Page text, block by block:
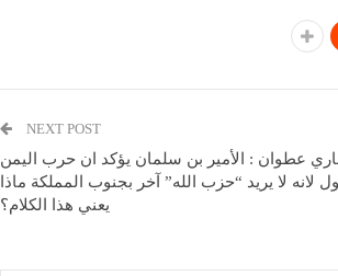
NEXT POST
عطوان : الأمير بن سلمان يؤكد ان حرب اليمن
لانه لا يريد “حزب الله” آخر بجنوب المملكة ماذا
يعني هذا الكلام؟